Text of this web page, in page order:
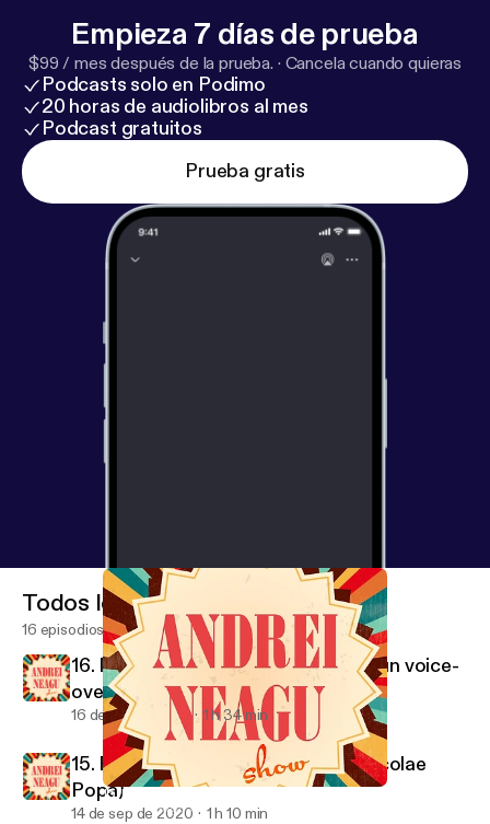
Empieza 7 días de prueba
$99 / mes después de la prueba. · Cancela cuando quieras
Podcasts solo en Podimo
20 horas de audiolibros al mes
Podcast gratuitos
Prueba gratis
15. Eu cu cine votez? (w/ Eduard Nicolae Popa)
Andrei Neagu Show
Todos los episodios
16 episodios
16. Muzică, tendințe și cum să devii un voice-
over de top [cu Andreea Dragnea]
16 de dic de 2020 1 h 34 min
15. Eu cu cine votez? (w/ Eduard Nicolae
Popa)
14 de sep de 2020 1 h 10 min